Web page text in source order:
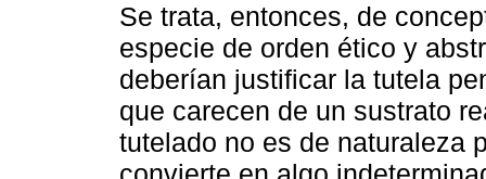
Se trata, entonces, de
especie de orden ético y
deberían justificar la tutela
que carecen de un sustrato
tutelado no es de naturaleza